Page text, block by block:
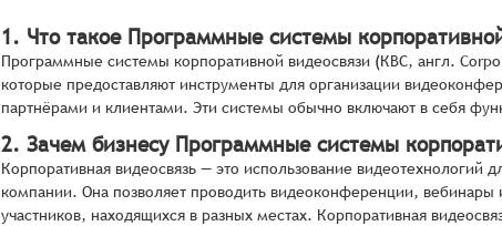
1. Что такое Программные системы
Программные системы корпоративной видеосвязи (КВС, англ.
которые предоставляют инструменты для организации
партнёрами и клиентами. Эти системы обычно включают в себя
2. Зачем бизнесу Программные системы
Корпоративная видеосвязь — это использование
компании. Она позволяет проводить видеоконференции, вебинары
участников, находящихся в разных местах. Корпоративная